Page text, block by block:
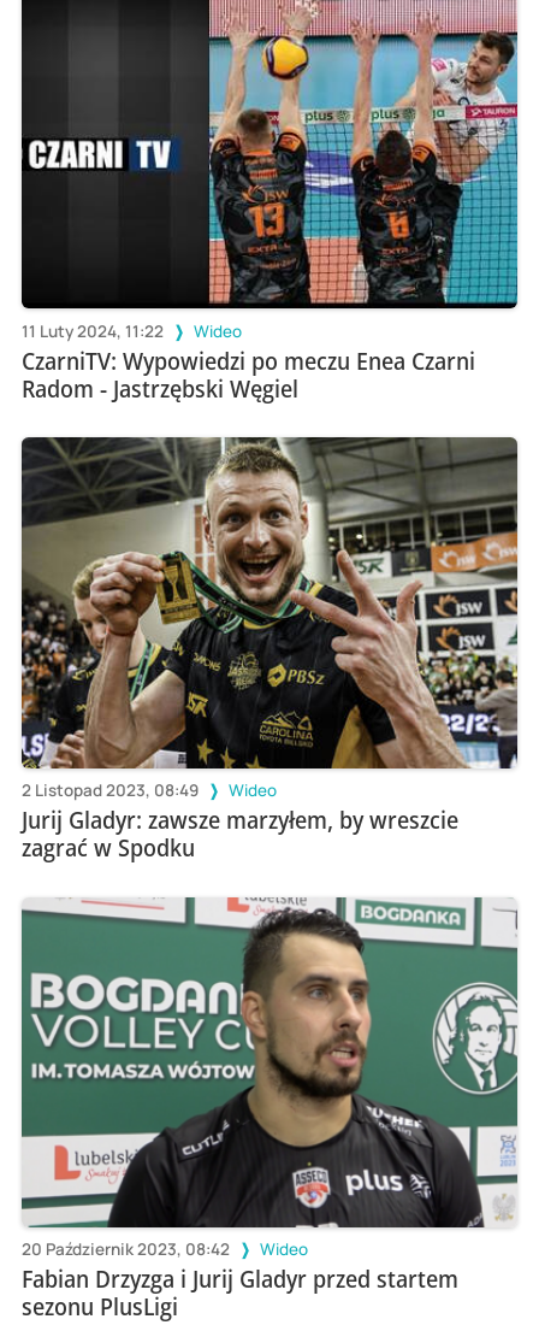
11 Luty 2024, 11:22 Wideo
CzarniTV: Wypowiedzi po meczu Enea Czarni
Radom - Jastrzębski Węgiel
2 Listopad 2023, 08:49 Wideo
Jurij Gladyr: zawsze marzyłem, by wreszcie
zagrać w Spodku
20 Październik 2023, 08:42 Wideo
Fabian Drzyzga i Jurij Gladyr przed startem
sezonu PlusLigi